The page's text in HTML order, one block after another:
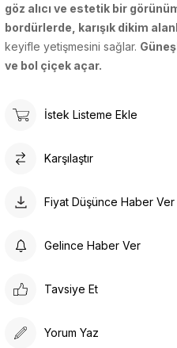
göz alıcı ve estetik bir
bordürlerde, karışık dikim
keyifle yetişmesini sağlar.
ve bol çiçek açar.
İstek Listeme Ekle
Karşılaştır
Fiyat Düşünce Haber Ver
Gelince Haber Ver
Tavsiye Et
Yorum Yaz